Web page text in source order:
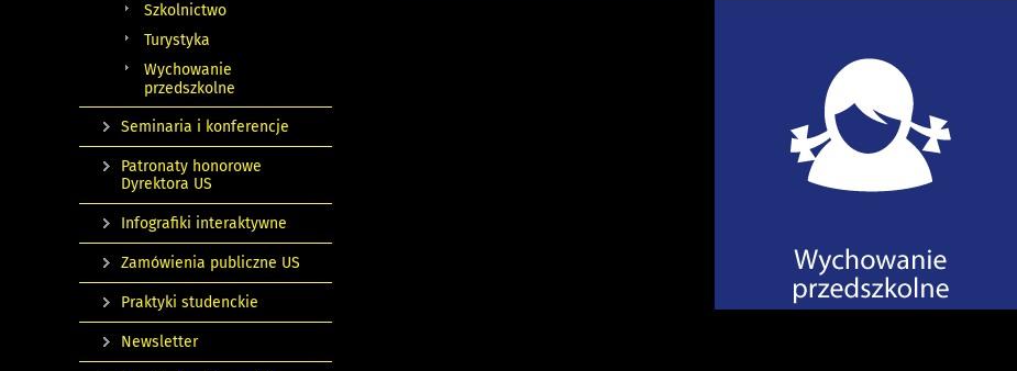
Szkolnictwo
Turystyka
Wychowanie
przedszkolne
Seminaria i konferencje
Patronaty honorowe
Dyrektora US
Infografiki interaktywne
Zamówienia publiczne US
Praktyki studenckie
Newsletter